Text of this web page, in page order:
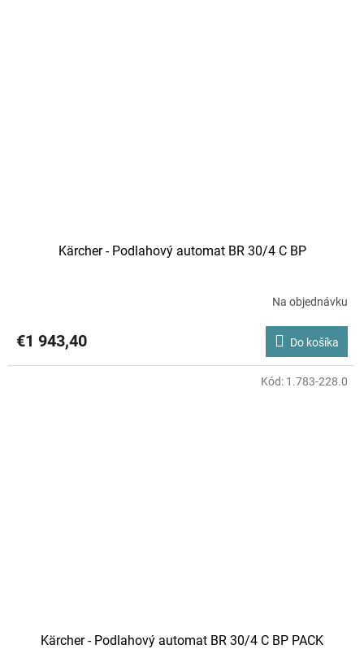
Kärcher - Podlahový automat BR 30/4 C BP
Na objednávku
€1 943,40 Do košíka
Kärcher - Podlahový automat BR 30/4 C BP PACK
Kód: 1.783-228.0